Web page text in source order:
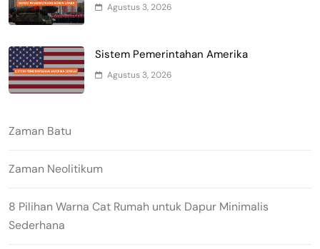
Agustus 3, 2026
Sistem Pemerintahan Amerika
Agustus 3, 2026
Zaman Batu
Zaman Neolitikum
8 Pilihan Warna Cat Rumah untuk Dapur Minimalis
Sederhana